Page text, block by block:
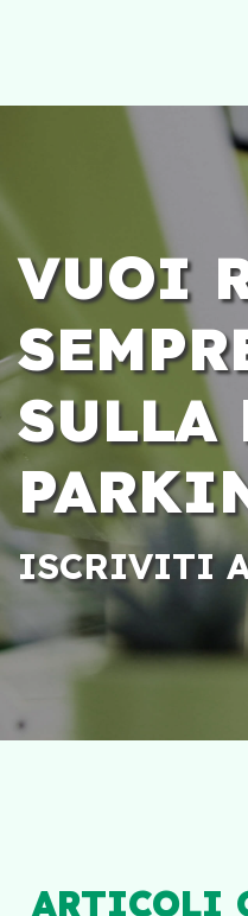
VUOI
ISCRIVITI
ARTICOLI